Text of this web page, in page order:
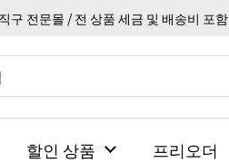
구 전문몰 / 전 상품 세금 및 배송비 포함
할인 상품 프리오더